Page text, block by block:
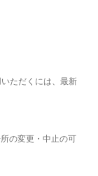
ただくには、最新
の変更・中止の可